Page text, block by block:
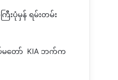
ပုံမှန် ရမ်းတမ်း
တော် KIA ဘက်က